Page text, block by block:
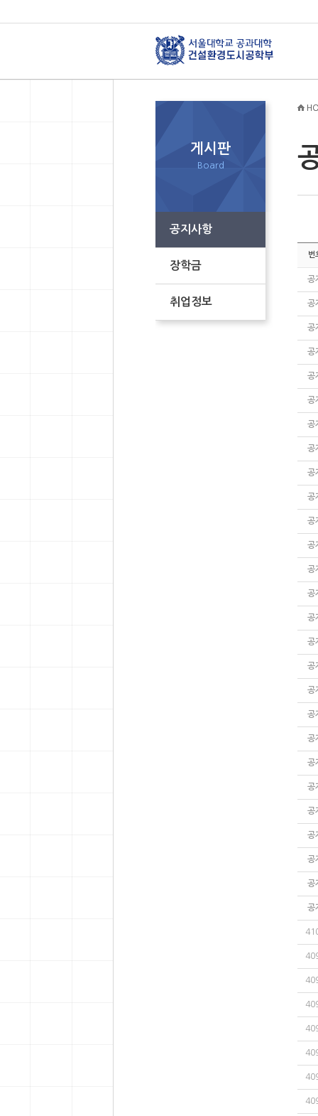
게시판
Board
공지사항
장학금
취업정보
번
공
공
공
공
공
공
공
공
공
공
공
공
공
공
공
공
공
공
공
공
공
공
공
공
공
공
공